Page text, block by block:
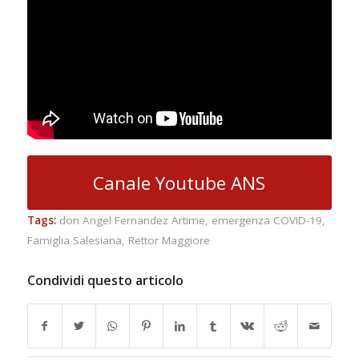
Canale Youtube ANS
Tags: don Angel Fernandez Artime, emergenza COVID-19,
Famiglia Salesiana, Rettor Maggiore
Condividi questo articolo